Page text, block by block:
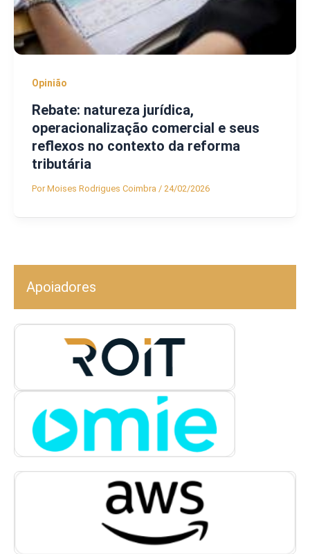
Opinião
Rebate: natureza jurídica,
operacionalização comercial e seus
reflexos no contexto da reforma
tributária
PorMoises Rodrigues Coimbra / 24/02/2026
Apoiadores